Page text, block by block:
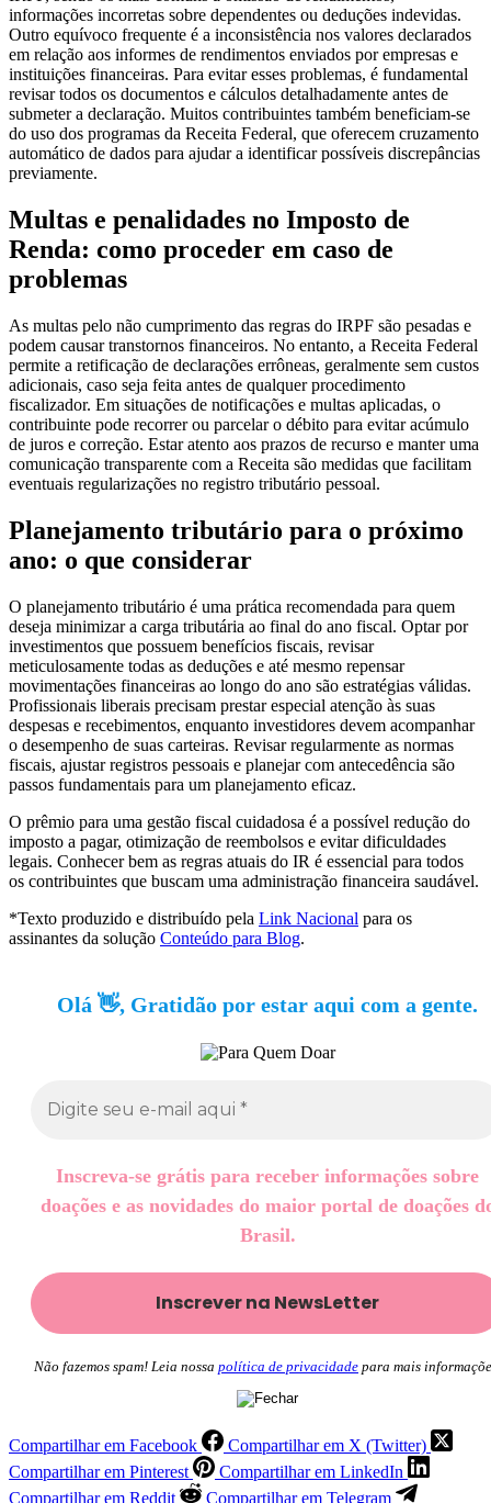
informações incorretas sobre dependentes ou deduções indevidas.
Outro equívoco frequente é a inconsistência nos valores declarados
em relação aos informes de rendimentos enviados por empresas e
instituições financeiras. Para evitar esses problemas, é fundamental
revisar todos os documentos e cálculos detalhadamente antes de
submeter a declaração. Muitos contribuintes também beneficiam-se
do uso dos programas da Receita Federal, que oferecem cruzamento
automático de dados para ajudar a identificar possíveis discrepâncias
previamente.
Multas e penalidades no Imposto de
Renda: como proceder em caso de
problemas
As multas pelo não cumprimento das regras do IRPF são pesadas e
podem causar transtornos financeiros. No entanto, a Receita Federal
permite a retificação de declarações errôneas, geralmente sem custos
adicionais, caso seja feita antes de qualquer procedimento
fiscalizador. Em situações de notificações e multas aplicadas, o
contribuinte pode recorrer ou parcelar o débito para evitar acúmulo
de juros e correção. Estar atento aos prazos de recurso e manter uma
comunicação transparente com a Receita são medidas que facilitam
eventuais regularizações no registro tributário pessoal.
Planejamento tributário para o próximo
ano: o que considerar
O planejamento tributário é uma prática recomendada para quem
deseja minimizar a carga tributária ao final do ano fiscal. Optar por
investimentos que possuem benefícios fiscais, revisar
meticulosamente todas as deduções e até mesmo repensar
movimentações financeiras ao longo do ano são estratégias válidas.
Profissionais liberais precisam prestar especial atenção às suas
despesas e recebimentos, enquanto investidores devem acompanhar
o desempenho de suas carteiras. Revisar regularmente as normas
fiscais, ajustar registros pessoais e planejar com antecedência são
passos fundamentais para um planejamento eficaz.
O prêmio para uma gestão fiscal cuidadosa é a possível redução do
imposto a pagar, otimização de reembolsos e evitar dificuldades
legais. Conhecer bem as regras atuais do IR é essencial para todos
os contribuintes que buscam uma administração financeira saudável.
*Texto produzido e distribuído pela Link Nacional para os
assinantes da solução Conteúdo para Blog.
Olá 👋, Gratidão por estar aqui com a gente.
Inscreva-se grátis para receber informações sobre
doações e as novidades do maior portal de doações
Brasil.
Não fazemos spam! Leia nossa política de privacidade para mais
Compartilhar em Facebook
Compartilhar em X (Twitter)
Compartilhar em Pinterest
Compartilhar em LinkedIn
Compartilhar em Reddit
Compartilhar em Telegram